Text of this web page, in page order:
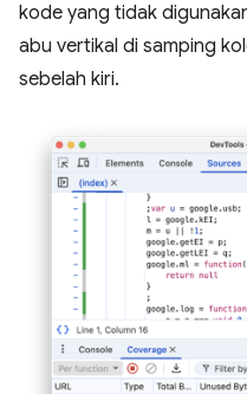
kode yang tidak
abu vertikal di samping
sebelah kiri.